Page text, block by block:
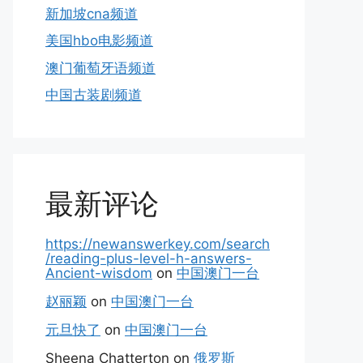
新加坡cna频道
美国hbo电影频道
澳门葡萄牙语频道
中国古装剧频道
最新评论
https://newanswerkey.com/search
/reading-plus-level-h-answers-
Ancient-wisdom on 中国澳门一台
赵丽颖 on 中国澳门一台
元旦快了 on 中国澳门一台
Sheena Chatterton on 俄罗斯